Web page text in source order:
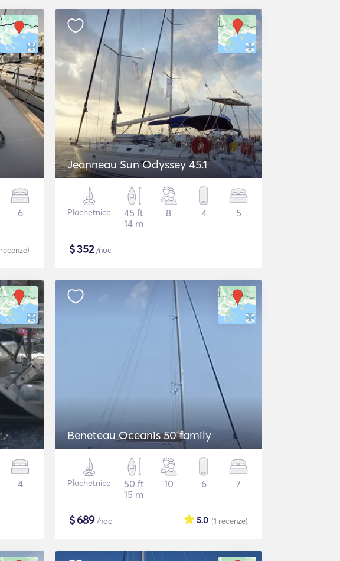
6
recenze)
Jeanneau Sun Odyssey 45.1
Plachetnice
45 ft
14 m
8 4 5
$352/noc
4
Beneteau Oceanis 50 family
Plachetnice
50 ft
15 m
10 6 7
$689/noc (1 recenze)
5.0